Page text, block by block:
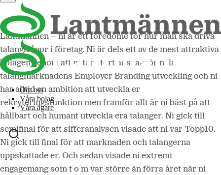
Om oss
Våra bolag
Våra ägare
Lantmännen – ni är ett föredöme för hur man ska driva
talangfrågor i företag. Ni är dels ett av de mest attraktiva
bolagen genom att ni tar stort ansvar för hela
talangmarknadens Employer Branding utveckling och ni
har alltid en ambition att utveckla er
rekryteringsfunktion men framför allt är ni bäst på att
hållbart och humant utveckla era talanger. Ni gick till
semifinal för att sifferanalysen visade att ni var Topp10.
Ni gick till final för att marknaden och talangerna
uppskattade er. Och sedan visade ni extremt
engagemang som t o m var större än förra året när ni